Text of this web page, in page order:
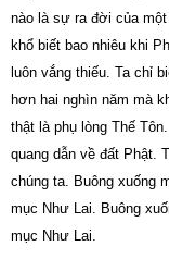
nào là sự ra đời của
khổ biết bao nhiêu khi
luôn vắng thiếu. Ta chỉ
hơn hai nghìn năm mà
thật là phụ lòng Thế
quang dẫn về đất Phật.
chúng ta. Buông xuống
mục Như Lai. Buông
mục Như Lai.